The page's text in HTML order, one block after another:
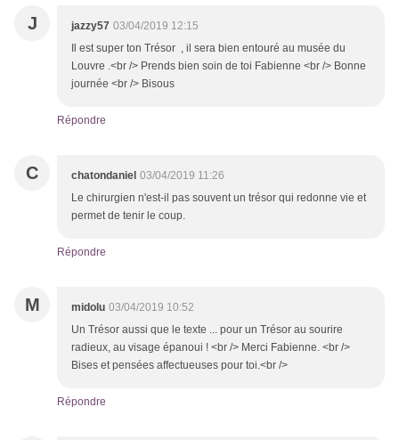
J jazzy57 03/04/2019 12:15
Il est super ton Trésor , il sera bien entouré au musée du
Louvre .<br /> Prends bien soin de toi Fabienne <br /> Bonne
journée <br /> Bisous
Répondre
C chatondaniel 03/04/2019 11:26
Le chirurgien n'est-il pas souvent un trésor qui redonne vie et
permet de tenir le coup.
Répondre
M midolu 03/04/2019 10:52
Un Trésor aussi que le texte ... pour un Trésor au sourire
radieux, au visage épanoui ! <br /> Merci Fabienne. <br />
Bises et pensées affectueuses pour toi.<br />
Répondre